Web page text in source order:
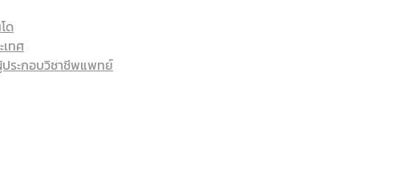
ด
ทศ
ระกอบวิชาชีพแพทย์